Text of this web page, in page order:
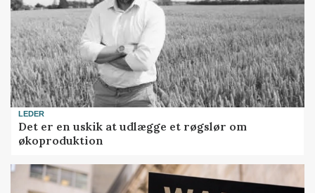
LEDER
Det er en uskik at udlægge et røgslør om
økoproduktion